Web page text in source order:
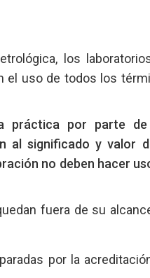
los
el uso de todos los
práctica por parte
al significado y valor
no deben hacer
fuera de su
por la